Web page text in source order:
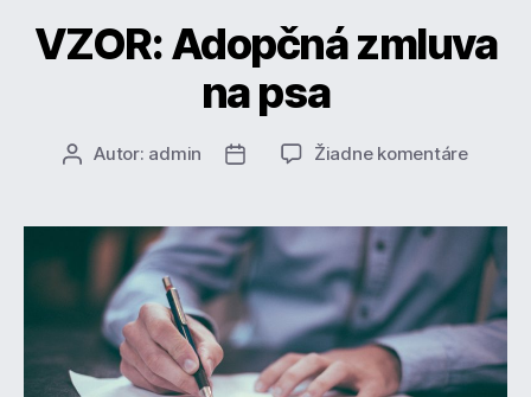
VZOR: Adopčná zmluva
na psa
AutorAutor: admin
Dátum
Žiadne komentárena
zmluva
na
psa